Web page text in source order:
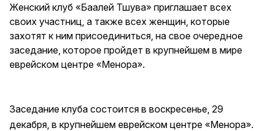
Женский клуб «Баалей Тшува» приглашает всех
своих участниц, а также всех женщин, которые
захотят к ним присоединиться, на свое очередное
заседание, которое пройдет в крупнейшем в мире
еврейском центре «Менора».
Заседание клуба состоится в воскресенье, 29
декабря, в крупнейшем еврейском центре «Менора».